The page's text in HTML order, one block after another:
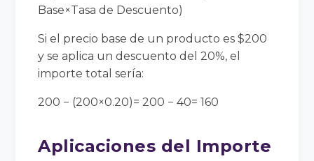
Base×Tasa de Descuento)
Si el precio base de un producto es $200
y se aplica un descuento del 20%, el
importe total sería:
200 − (200×0.20)= 200 − 40= 160
Aplicaciones del Importe